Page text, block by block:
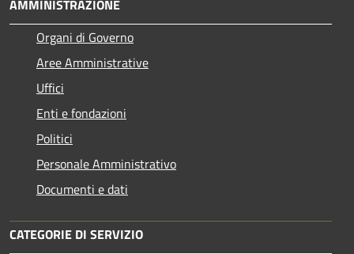
AMMINISTRAZIONE
Organi di Governo
Aree Amministrative
Uffici
Enti e fondazioni
Politici
Personale Amministrativo
Documenti e dati
CATEGORIE DI SERVIZIO